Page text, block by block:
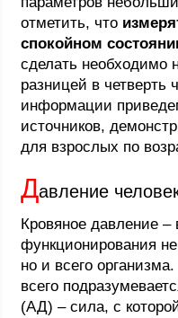
отметить, что
спокойном
сделать необходимо
разницей в четверть
информации
источников,
для взрослых по
Давление
Кровяное давление
функционирования
но и всего
всего
(АД) – сила, с